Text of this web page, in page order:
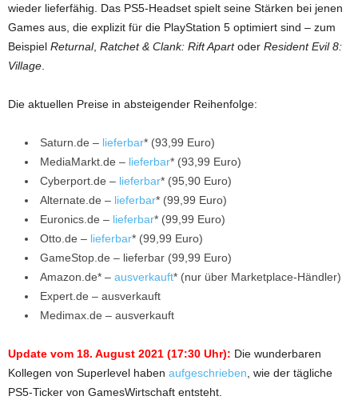
wieder lieferfähig. Das PS5-Headset spielt seine Stärken bei jenen
Games aus, die explizit für die PlayStation 5 optimiert sind – zum
Beispiel Returnal, Ratchet & Clank: Rift Apartoder Resident Evil 8:
Village
Die aktuellen Preise in absteigender Reihenfolge:
Saturn.de – lieferbar* (93,99 Euro)
MediaMarkt.de – lieferbar* (93,99 Euro)
Cyberport.de – lieferbar* (95,90 Euro)
Alternate.de – lieferbar* (99,99 Euro)
Euronics.de – lieferbar* (99,99 Euro)
Otto.de – lieferbar* (99,99 Euro)
GameStop.de – lieferbar (99,99 Euro)
Amazon.de* – ausverkauft* (nur über Marketplace-Händler)
Expert.de – ausverkauft
Medimax.de – ausverkauft
Update vom 18. August 2021 (17:30 Uhr): Die wunderbaren
Kollegen von Superlevel haben aufgeschrieben , wie der tägliche
PS5-Ticker von GamesWirtschaft entsteht.